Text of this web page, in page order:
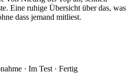
Eine ruhige Übersicht über das, was
dass jemand mitliest.
· Im Test · Fertig